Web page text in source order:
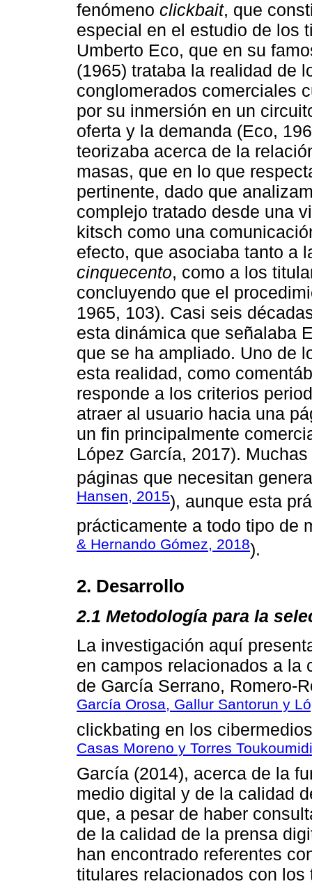
fenómeno clickbait, que
especial en el estudio de los
Umberto Eco, que en su
(1965) trataba la realidad de
conglomerados comerciales
por su inmersión en un
oferta y la demanda (Eco,
teorizaba acerca de la
masas, que en lo que
pertinente, dado que
complejo tratado desde una
kitsch como una
efecto, que asociaba tanto a
cinquecento, como a los
concluyendo que el
1965, 103). Casi seis
esta dinámica que señalaba
que se ha ampliado. Uno de
esta realidad, como
responde a los criterios
atraer al usuario hacia una
un fin principalmente
López García, 2017).
páginas que necesitan
Hansen, 2015), aunque esta
prácticamente a todo tipo de
& Hernando Gómez, 2018).
2. Desarrollo
2.1 Metodología para la
La investigación aquí
en campos relacionados a la
de García Serrano, Romero-
García Orosa, Gallur Santorun y
clickbating en los
Casas Moreno y Torres
García (2014), acerca de la
medio digital y de la calidad
que, a pesar de haber
de la calidad de la prensa
han encontrado referentes
titulares relacionados con